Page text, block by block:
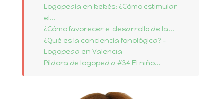
Logopedia en bebés: ¿Cómo estimular
el...
¿Cómo favorecer el desarrollo de la...
¿Qué es la conciencia fonológica? -
Logopeda en Valencia
Píldora de logopedia #34 El niño...